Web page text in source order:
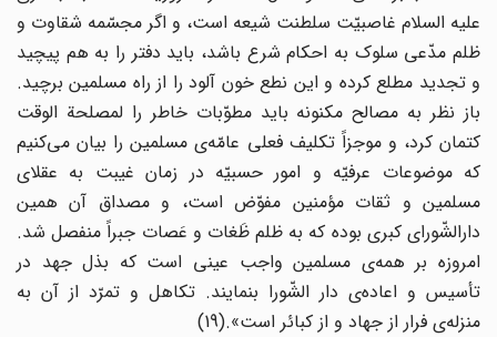
علیه السلام غاصبیّت سلطنت شیعه است، و اگر مجسّمه شقاوت و
ظلم مدّعی سلوک به احکام شرع باشد، باید دفتر را به هم پیچید
و تجدید مطلع کرده و این نطع خون آلود را از راه مسلمین برچید.
باز نظر به مصالح مکنونه باید مطوّبات خاطر را لمصلحة الوقت
کتمان کرد، و موجزاً تکلیف فعلی عامّه‌ی مسلمین را بیان می‌کنیم
که موضوعات عرفیّه و امور حسبیّه در زمان غیبت به عقلای
مسلمین و ثقات مؤمنین مفوّض است، و مصداق آن همین
دارالشّورای کبری بوده که به ظلم ظَغات و عَصات جبراً منفصل شد.
امروزه بر همه‌ی مسلمین واجب عینی است که بذل جهد در
تأسیس و اعاده‌ی دار الشّورا بنمایند. تکاهل و تمرّد از آن به
منزله‌ی فرار از جهاد و از کبائر است».(19)